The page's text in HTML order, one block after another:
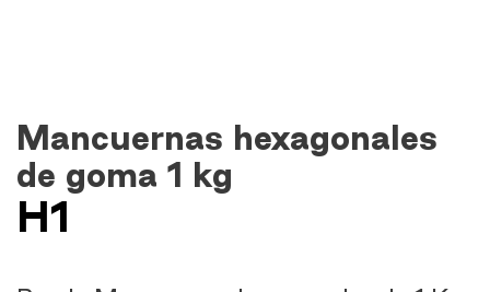
Mancuernas hexagonales
de goma 1 kg
H1